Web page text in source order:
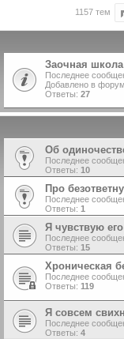
1157 тем
Заочная
Последнее
Добавлено в
Ответы: 27
Об
Последнее
Ответы: 10
Про
Последнее
Ответы: 1
Я чувствую
Последнее
Ответы: 15
Хроническая
Последнее
Ответы: 119
Я совсем
Последнее
Ответы: 4